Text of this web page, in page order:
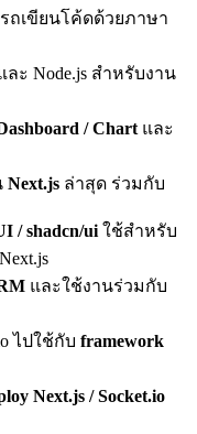
ถเขียนโค้ดด้วยภาษา
ละ Node.js สำหรับงาน
/ Chart และ
Next.js ล่าสุด ร่วมกับ
/ shadcn/ui ใช้สำหรับ
และใช้งานร่วมกับ
ไปใช้กับ framework
Next.js / Socket.io